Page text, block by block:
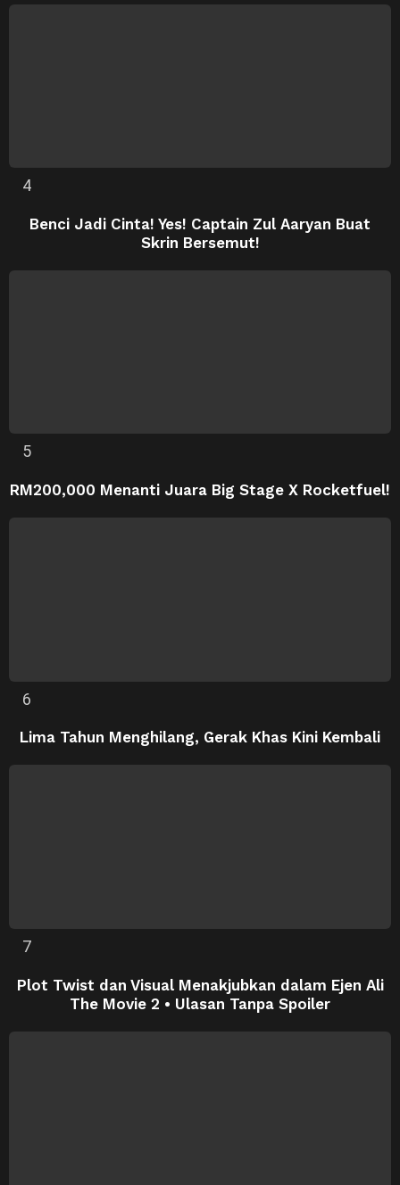
Benci Jadi Cinta! Yes! Captain Zul Aaryan Buat
Skrin Bersemut!
RM200,000 Menanti Juara Big Stage X Rocketfuel!
Lima Tahun Menghilang, Gerak Khas Kini Kembali
Plot Twist dan Visual Menakjubkan dalam Ejen Ali
The Movie 2 • Ulasan Tanpa Spoiler